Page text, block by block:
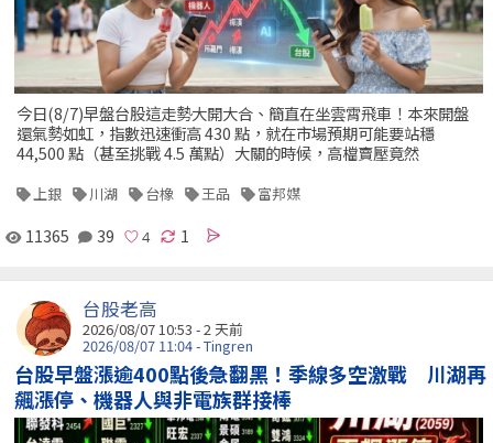
今日(8/7)早盤台股這走勢大開大合、簡直在坐雲霄飛車！本來開盤
還氣勢如虹，指數迅速衝高 430 點，就在市場預期可能要站穩
44,500 點（甚至挑戰 4.5 萬點）大關的時候，高檔賣壓竟然
上銀 川湖 台橡 王品 富邦媒
11365 39 1
台股老高
2026/08/07 10:53 - 2 天前
2026/08/07 11:04 - Tingren
台股早盤漲逾400點後急翻黑！季線多空激戰 川湖再
飆漲停、機器人與非電族群接棒